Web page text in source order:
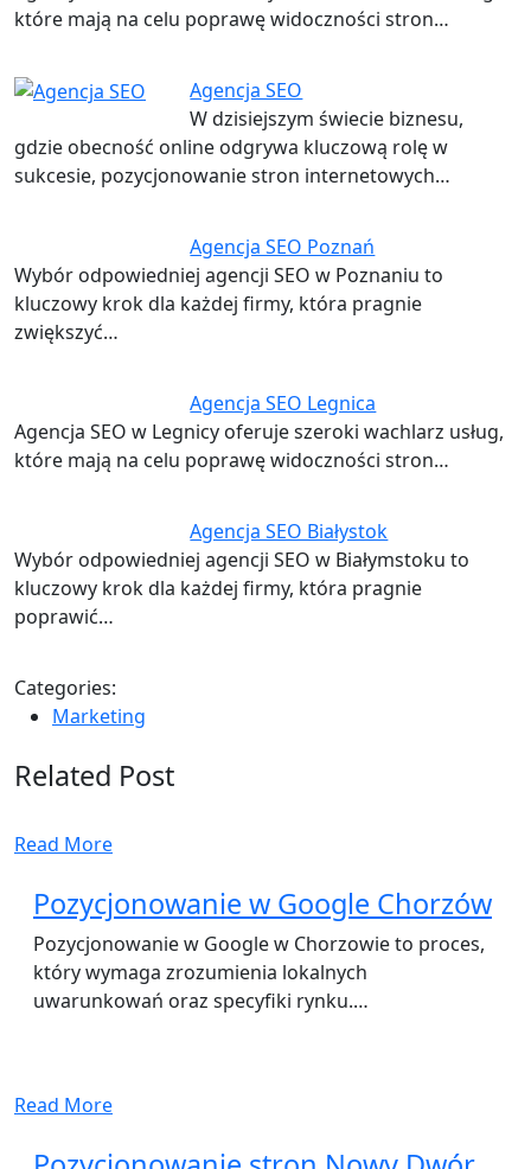
które mają na celu poprawę widoczności stron…
Agencja SEO
W dzisiejszym świecie biznesu,
gdzie obecność online odgrywa kluczową rolę w
sukcesie, pozycjonowanie stron internetowych…
Agencja SEO Poznań
Wybór odpowiedniej agencji SEO w Poznaniu to
kluczowy krok dla każdej firmy, która pragnie
zwiększyć…
Agencja SEO Legnica
Agencja SEO w Legnicy oferuje szeroki wachlarz usług,
które mają na celu poprawę widoczności stron…
Agencja SEO Białystok
Wybór odpowiedniej agencji SEO w Białymstoku to
kluczowy krok dla każdej firmy, która pragnie
poprawić…
Categories:
Marketing
Related Post
Read More
Pozycjonowanie w Google Chorzów
Pozycjonowanie w Google w Chorzowie to proces,
który wymaga zrozumienia lokalnych
uwarunkowań oraz specyfiki rynku.…
Read More